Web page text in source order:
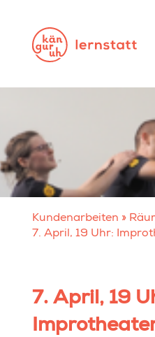
Kundenarbeiten »
7. April, 19 Uhr:
7. April, 19